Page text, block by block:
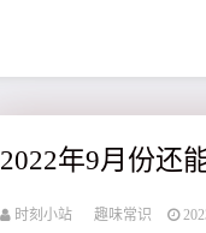
2022年9月份还
时刻小站 趣味常识